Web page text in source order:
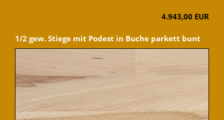
4.943,00 EUR
1/2 gew. Stiege mit Podest in Buche parkett bunt